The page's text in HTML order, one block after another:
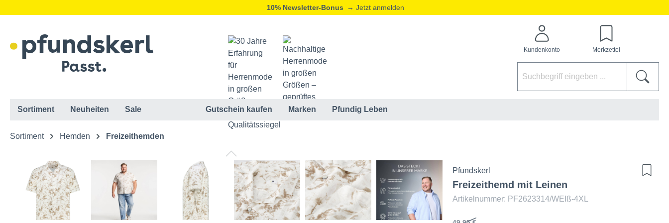
10% Newsletter-Bonus → Jetzt anmelden
Kundenkonto Merkzettel
Sortiment Neuheiten Sale Gutschein kaufen Marken Pfundig Leben
Sortiment Hemden Freizeithemden
Pfundskerl
Freizeithemd mit Leinen
Artikelnummer: PF2623314/WEIß-4XL